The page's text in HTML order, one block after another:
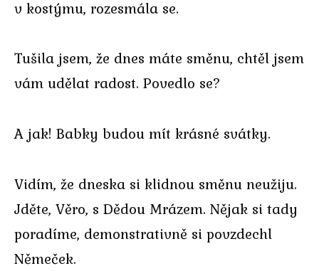
v kostýmu, rozesmála se.
Tušila jsem, že dnes máte směnu, chtěl jsem
vám udělat radost. Povedlo se?
A jak! Babky budou mít krásné svátky.
Vidím, že dneska si klidnou směnu neužiju.
Jděte, Věro, s Dědou Mrázem. Nějak si tady
poradíme, demonstrativně si povzdechl
Němeček.